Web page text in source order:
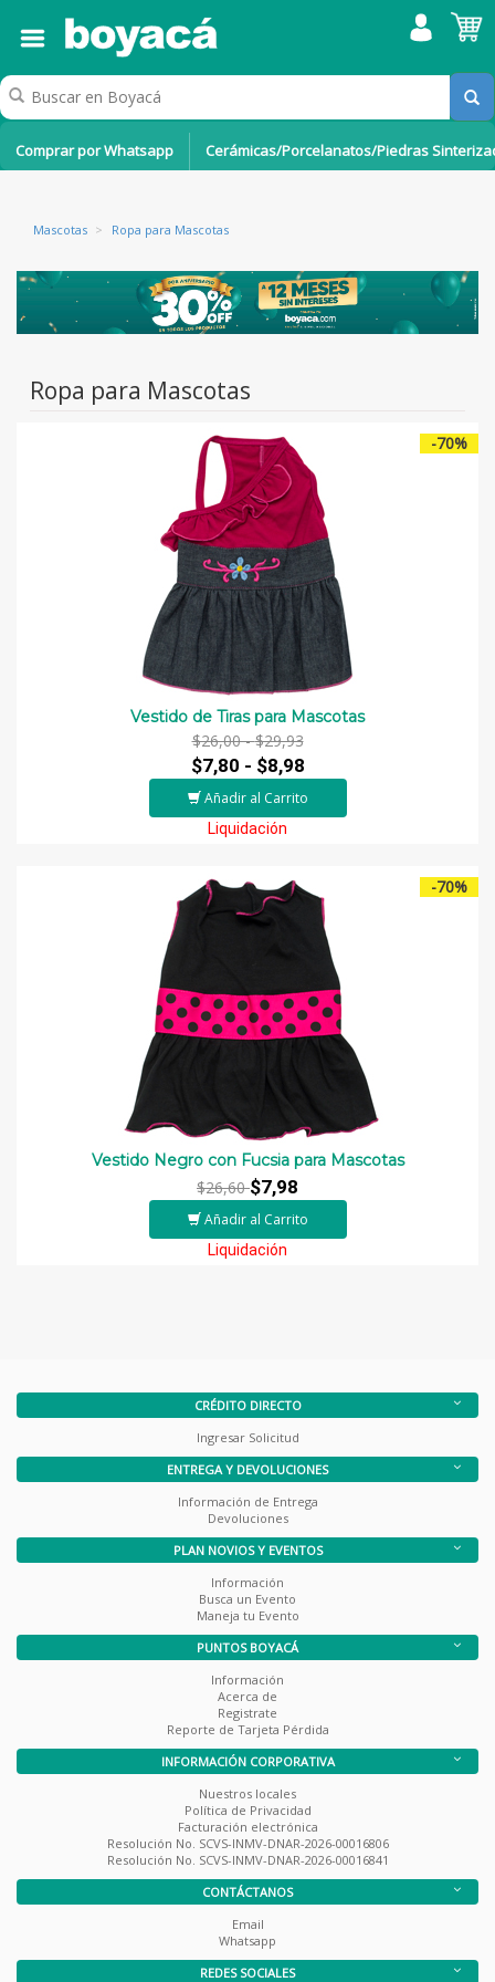
Comprar por Whatsapp Cerámicas/Porcelanatos/Piedras
Mascotas > Ropa para Mascotas
Ropa para Mascotas
-70%
Vestido de Tiras para Mascotas
$26,00 -$29,93
$7,80 - $8,98
Añadir al Carrito
Liquidación
-70%
Vestido Negro con Fucsia para Mascotas
$26,60$7,98
Añadir al Carrito
Liquidación
CRÉDITO DIRECTO
Ingresar Solicitud
ENTREGA Y DEVOLUCIONES
Información de Entrega
Devoluciones
PLAN NOVIOS Y EVENTOS
Información
Busca un Evento
Maneja tu Evento
PUNTOS BOYACÁ
Información
Acerca de
Registrate
Reporte de Tarjeta Pérdida
INFORMACIÓN CORPORATIVA
Nuestros locales
Política de Privacidad
Facturación electrónica
Resolución No. SCVS-INMV-DNAR-2026-00016806
Resolución No. SCVS-INMV-DNAR-2026-00016841
CONTÁCTANOS
Email
Whatsapp
REDES SOCIALES